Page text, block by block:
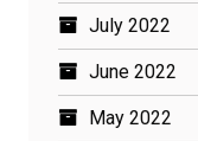
July 2022
June 2022
May 2022